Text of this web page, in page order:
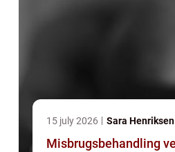
15 july 2026 Sara Henriksen
Misbrugsbehandling vejen til et liv